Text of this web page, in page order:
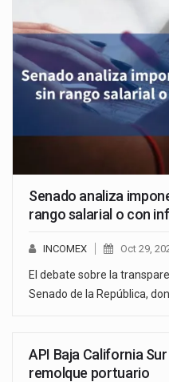
Senado analiza
rango salarial o con
INCOMEX Oct 29,
El debate sobre la
Senado de la República,
API Baja California
remolque portuario